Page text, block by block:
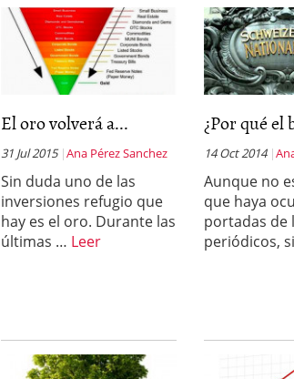
febrero 23, 2026
y renta variable europea: las
vivas en 2026
en España: la eterna pregunta tiene
El oro volverá a...
31 Jul 2015 Ana Pérez Sanchez
Sin duda uno de las
inversiones refugio que
hay es el oro. Durante las
últimas … Leer
¿Por qué el
14 Oct 2014
Aunque no
que haya
portadas de
periódicos,